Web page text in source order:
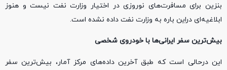
بنزین برای مسافرت‌های نوروزی در اختیار وزارت نفت نیست و هنوز
ابلاغیه‌ای دراین باره به وزارت نفت داده نشده است.
بیش‌ترین سفر ایرانی‌ها با خودروی شخصی
این درحالی است که طبق آخرین داده‌های مرکز آمار، بیش‌ترین سفر